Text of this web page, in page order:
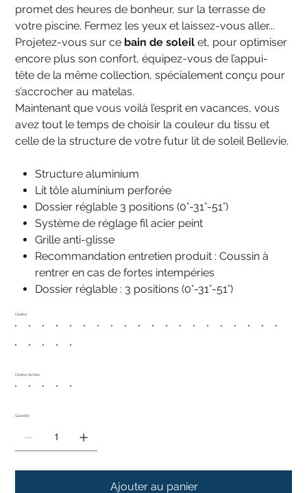
promet des heures de bonheur, sur la terrasse de
votre piscine. Fermez les yeux et laissez-vous aller...
Projetez-vous sur ce bain de soleil et, pour optimiser
encore plus son confort, équipez-vous de l’appui-
tête de la même collection, spécialement conçu pour
s’accrocher au matelas.
Maintenant que vous voilà l’esprit en vacances, vous
avez tout le temps de choisir la couleur du tissu et
celle de la structure de votre futur lit de soleil Bellevie.
Structure aluminium
Lit tôle aluminium perforée
Dossier réglable 3 positions (0°-31°-51°)
Système de réglage fil acier peint
Grille anti-glisse
Recommandation entretien produit : Coussin à
rentrer en cas de fortes intempéries
Dossier réglable : 3 positions (0°-31°-51°)
Couleur
Couleur du tissu
Quantité
Ajouter au panier